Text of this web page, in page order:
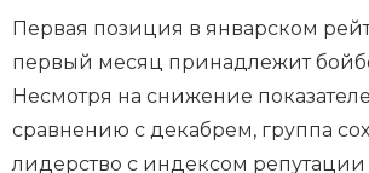
Первая позиция в январском
первый месяц принадлежит
Несмотря на снижение
сравнению с декабрем, группа
лидерство с индексом репутации